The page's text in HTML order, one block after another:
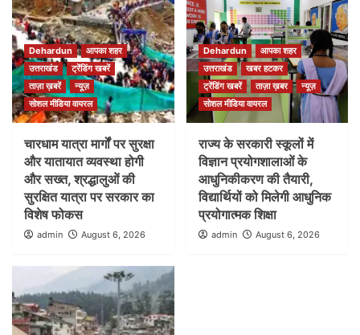
Dehardun
आपका शहर
उत्तराखंड
ट्रेंडिंग खबरें
ताज़ा ख़बरें
न्यूज़
सोशल मीडिया वायरल
चारधाम यात्रा मार्गों पर सुरक्षा
और यातायात व्यवस्था होगी
और सख्त, श्रद्धालुओं की
सुरक्षित यात्रा पर सरकार का
विशेष फोकस
admin August 6, 2026
Dehardun
आपका शहर
उत्तराखंड
खबर हटकर
ट्रेंडिंग खबरें
ताज़ा ख़बर
न्यूज़
सोशल मीडिया वायरल
राज्य के सरकारी स्कूलों में
विज्ञान प्रयोगशालाओं के
आधुनिकीकरण की तैयारी,
विद्यार्थियों को मिलेगी आधुनिक
प्रयोगात्मक शिक्षा
admin August 6, 2026